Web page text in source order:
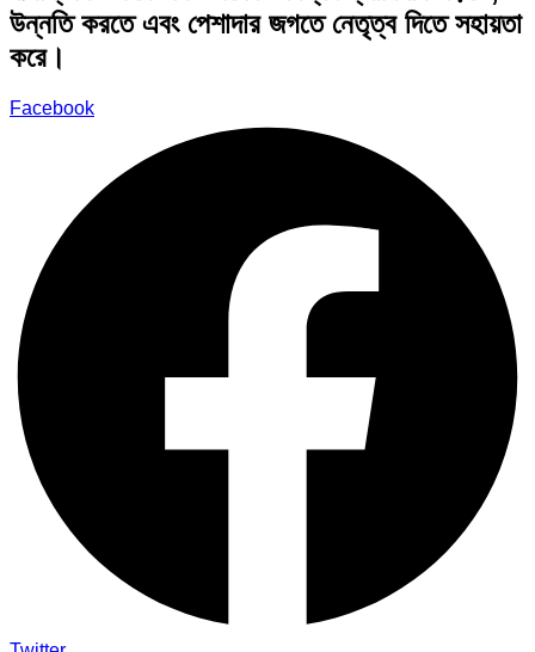
উন্নতি করতে এবং পেশাদার জগতে নেতৃত্ব দিতে সহায়তা
করে।
Facebook